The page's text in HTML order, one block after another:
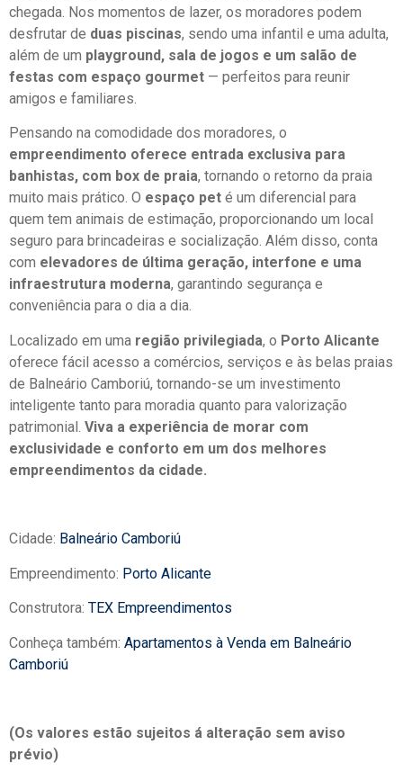
chegada. Nos momentos de lazer, os moradores podem
desfrutar de duas piscinas, sendo uma infantil e uma adulta,
além de um playground, sala de jogos e um salão de
festas com espaço gourmet — perfeitos para reunir
amigos e familiares.
Pensando na comodidade dos moradores, o
empreendimento oferece entrada exclusiva para
banhistas, com box de praia, tornando o retorno da praia
muito mais prático. O espaço pet é um diferencial para
quem tem animais de estimação, proporcionando um local
seguro para brincadeiras e socialização. Além disso, conta
com elevadores de última geração, interfone e uma
infraestrutura moderna, garantindo segurança e
conveniência para o dia a dia.
Localizado em uma região privilegiada, o Porto Alicante
oferece fácil acesso a comércios, serviços e às belas praias
de Balneário Camboriú, tornando-se um investimento
inteligente tanto para moradia quanto para valorização
patrimonial. Viva a experiência de morar com
exclusividade e conforto em um dos melhores
empreendimentos da cidade.
Cidade: Balneário Camboriú
Empreendimento: Porto Alicante
Construtora: TEX Empreendimentos
Conheça também: Apartamentos à Venda em Balneário
Camboriú
(Os valores estão sujeitos á alteração sem aviso
prévio)